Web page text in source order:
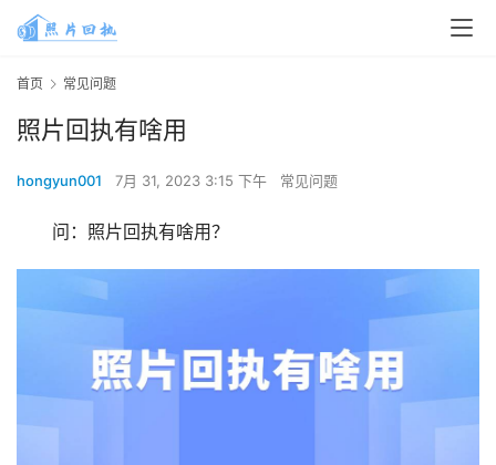
首页 常见问题
照片回执有啥用
hongyun001 7月 31, 2023 3:15 下午 常见问题
问：照片回执有啥用？